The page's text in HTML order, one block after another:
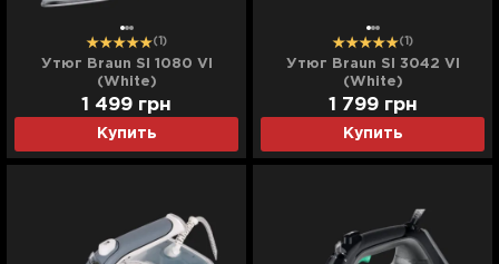
(1)
Утюг Braun SI 1080 VI
(White)
Купить
1 499 грн
(1)
Утюг Braun SI 3042 VI
(White)
Купить
1 799 грн